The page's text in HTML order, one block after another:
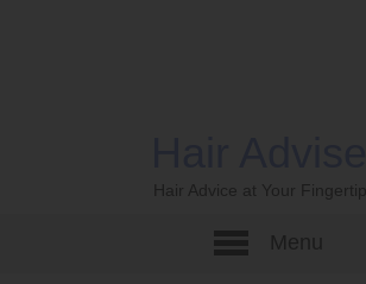
Hair Advice at Your